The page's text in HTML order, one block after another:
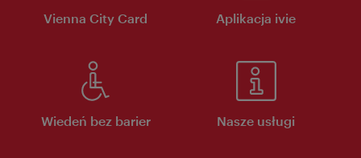
Vienna City Card Aplikacja ivie
Wiedeń bez barier Nasze usługi